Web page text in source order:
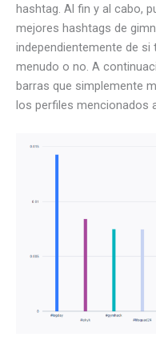
hashtag. Al fin y al cabo,
mejores hashtags de
independientemente de
menudo o no. A
barras que simplemente
los perfiles mencionados